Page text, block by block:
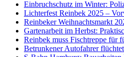
Einbruchschutz im Winter:
Lichterfest Reinbek 2025 –
Reinbeker Weihnachtsmarkt
Gartenarbeit im Herbst:
Reinbek muss Fischtreppe für
Betrunkener Autofahrer